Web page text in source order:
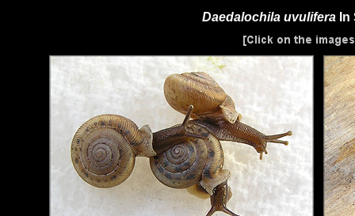
Daedalochila uvulifera